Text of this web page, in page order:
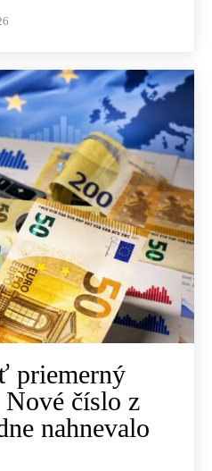
priemerný
Nové číslo z
nahnevalo